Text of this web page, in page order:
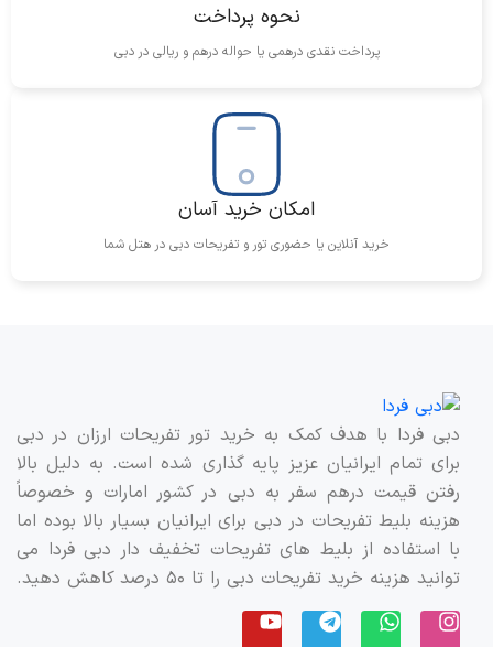
فرودگاه بین‌المللی دبی – ۱.۱ کیلومتر
فرودگاه بین‌المللی شارجه – ۱۷ کیلومتر
پایگاه دریایی جبل علی – ۴۳ کیلومتر
متر
رستوران Dawaat Deira – ۵۰ متر
رستوران Sursong – ۵۰ متر
نحوه پرداخت
پرداخت نقدی درهمی یا حواله درهم و ریالی در دبی
امکان خرید آسان
خرید آنلاین یا حضوری تور و تفریحات دبی در هتل شما
دبی فردا با هدف کمک به خرید تور تفریحات ارزان در دبی
برای تمام ایرانیان عزیز پایه گذاری شده است. به دلیل بالا
رفتن قیمت درهم سفر به دبی در کشور امارات و خصوصاً
هزینه بلیط تفریحات در دبی برای ایرانیان بسیار بالا بوده اما
با استفاده از بلیط های تفریحات تخفیف دار دبی فردا می
توانید هزینه خرید تفریحات دبی را تا ۵۰ درصد کاهش دهید.